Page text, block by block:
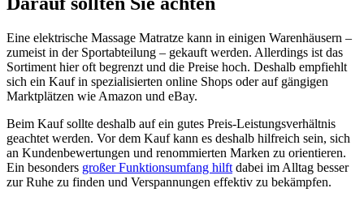
Eine elektrische Massage Matratze kann in einigen Warenhäusern –
zumeist in der Sportabteilung – gekauft werden. Allerdings ist das
Sortiment hier oft begrenzt und die Preise hoch. Deshalb empfiehlt
sich ein Kauf in spezialisierten online Shops oder auf gängigen
Marktplätzen wie Amazon und eBay.
Beim Kauf sollte deshalb auf ein gutes Preis-Leistungsverhältnis
geachtet werden. Vor dem Kauf kann es deshalb hilfreich sein, sich
an Kundenbewertungen und renommierten Marken zu orientieren.
Ein besonders großer Funktionsumfang hilft dabei im Alltag besser
zur Ruhe zu finden und Verspannungen effektiv zu bekämpfen.